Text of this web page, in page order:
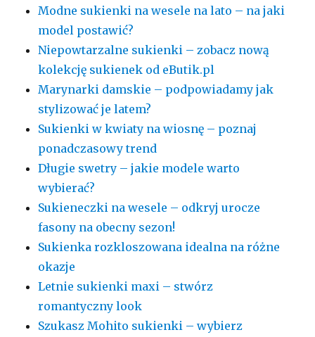
Modne sukienki na wesele na lato – na jaki
model postawić?
Niepowtarzalne sukienki – zobacz nową
kolekcję sukienek od eButik.pl
Marynarki damskie – podpowiadamy jak
stylizować je latem?
Sukienki w kwiaty na wiosnę – poznaj
ponadczasowy trend
Długie swetry – jakie modele warto
wybierać?
Sukieneczki na wesele – odkryj urocze
fasony na obecny sezon!
Sukienka rozkloszowana idealna na różne
okazje
Letnie sukienki maxi – stwórz
romantyczny look
Szukasz Mohito sukienki – wybierz